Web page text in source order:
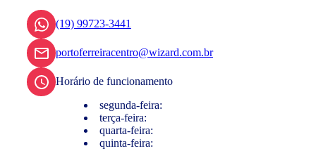
(19) 99723-3441
portoferreiracentro@wizard.com.br
Horário de funcionamento
segunda-feira:
terça-feira:
quarta-feira:
quinta-feira: